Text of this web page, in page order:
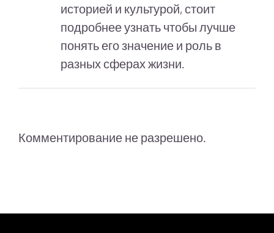
историей и культурой, стоит
подробнее узнать чтобы лучше
понять его значение и роль в
разных сферах жизни.
Комментирование не разрешено.